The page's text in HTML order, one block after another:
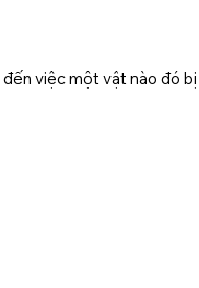
việc một vật nào đó